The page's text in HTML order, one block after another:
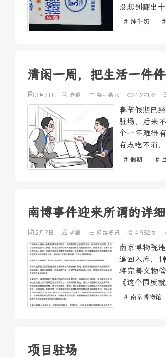
没想到翻出
# 纯牛奶
清闲一周，把生活一件
3月7日 老狼 杂七杂八 4,291次
春节假期已
驻场，后来
个一年难得
有点吃不消
# 假期 #
南博事件迎来所谓的详
2月9日 老狼 网络资讯 4,982次
南京博物院
追回入库，1
将完善文物
《这个国度
# 南京博物馆
项目驻场